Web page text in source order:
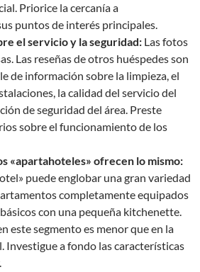
Priorice la cercanía a
puntos de interés principales.
el servicio y la seguridad: Las fotos
Las reseñas de otros huéspedes son
de información sobre la limpieza, el
la calidad del servicio del
de seguridad del área. Preste
sobre el funcionamiento de los
«apartahoteles» ofrecen lo mismo:
puede englobar una gran variedad
completamente equipados
con una pequeña kitchenette.
este segmento es menor que en la
Investigue a fondo las características